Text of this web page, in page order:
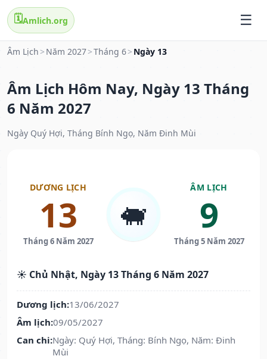
🗓️Amlich.org
Âm Lịch > Năm 2027>Tháng 6> Ngày 13
Âm Lịch Hôm Nay, Ngày 13 Tháng
6 Năm 2027
Ngày Quý Hợi, Tháng Bính Ngọ, Năm Đinh Mùi
DƯƠNG LỊCH
13
Tháng 6 Năm 2027
🐖
ÂM LỊCH
9
Tháng 5 Năm 2027
☀️ Chủ Nhật, Ngày 13 Tháng 6 Năm 2027
Dương lịch:13/06/2027
Âm lịch:09/05/2027
Can chi:Ngày: Quý Hợi, Tháng: Bính Ngọ, Năm: Đinh
Mùi